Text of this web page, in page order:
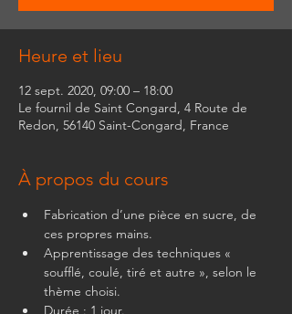
Heure et lieu
12 sept. 2020, 09:00 – 18:00
Le fournil de Saint Congard, 4 Route de
Redon, 56140 Saint-Congard, France
À propos du cours
Fabrication d’une pièce en sucre, de
ces propres mains.
Apprentissage des techniques «
soufflé, coulé, tiré et autre », selon le
thème choisi.
Durée : 1 jour.